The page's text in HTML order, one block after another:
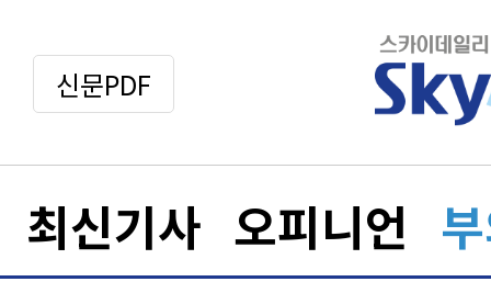
신문PDF
최신기사 오피니언